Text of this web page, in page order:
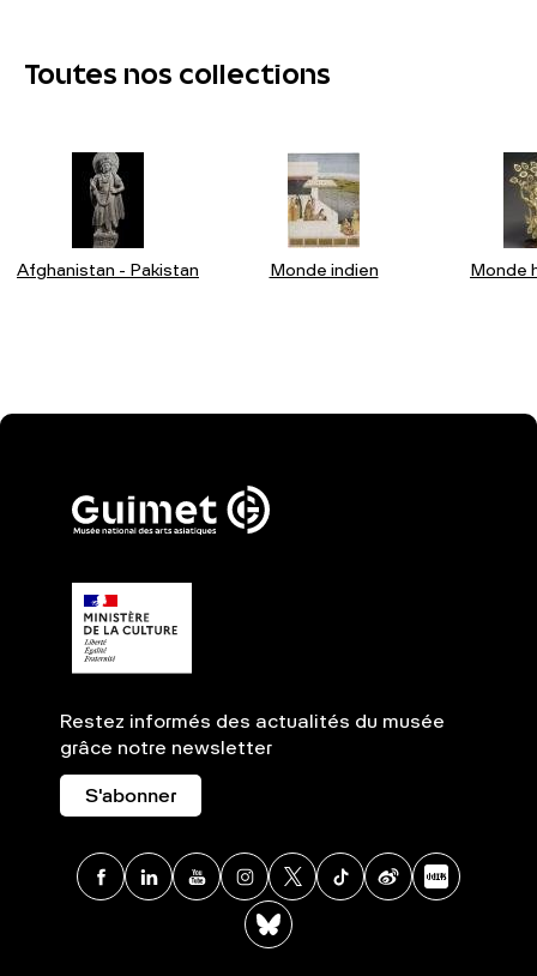
Toutes nos collections
Afghanistan - Pakistan Monde indien Monde
Restez informés des actualités du musée
grâce notre newsletter
S'abonner
Facebook
LinkedinYoutubeInstagram
X TikTokWeibo